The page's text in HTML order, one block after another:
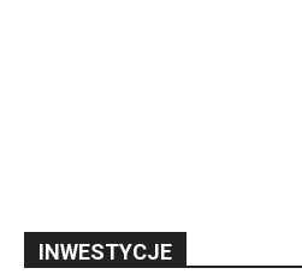
INWESTYCJE